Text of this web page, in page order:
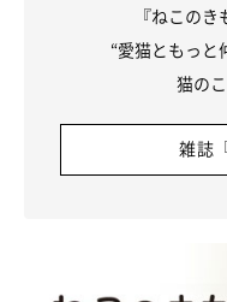
『ねこの
“愛猫ともっと
猫の
雑誌